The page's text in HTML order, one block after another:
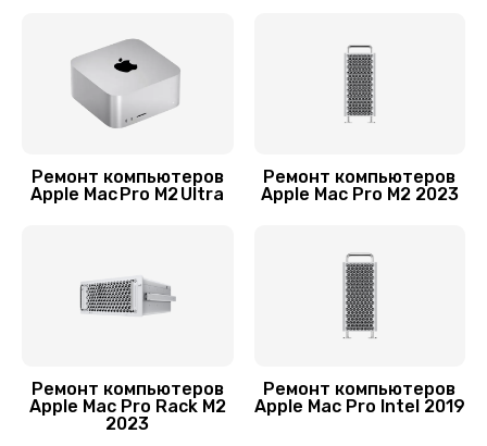
Ремонт компьютеров
Apple Mac Pro M2 Ultra
Ремонт компьютеров
Apple Mac Pro M2 2023
Ремонт компьютеров
Apple Mac Pro Rack M2
2023
Ремонт компьютеров
Apple Mac Pro Intel 2019